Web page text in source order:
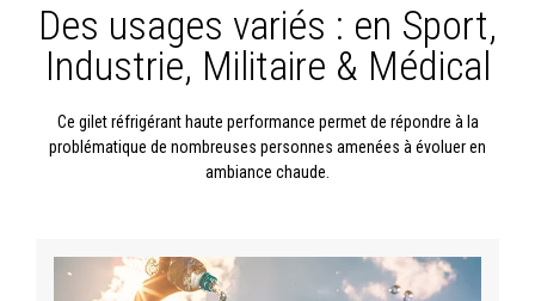
Des usages variés : en Sport,
Industrie, Militaire & Médical
Ce gilet réfrigérant haute performance permet de répondre à la
problématique de nombreuses personnes amenées à évoluer en
ambiance chaude.